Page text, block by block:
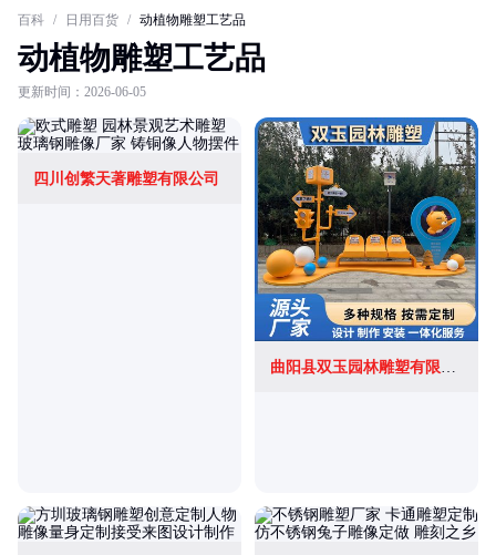
百科 / 日用百货 / 动植物雕塑工艺品
动植物雕塑工艺品
更新时间：2026-06-05
四川创繁天著雕塑有限公司
曲阳县双玉园林雕塑有限公司